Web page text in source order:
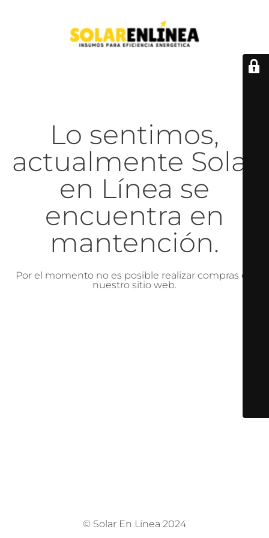
Lo sentimos,
actualmente Solar
en Línea se
encuentra en
mantención.
Por el momento no es posible realizar compras en
nuestro sitio web.
© Solar En Línea 2024